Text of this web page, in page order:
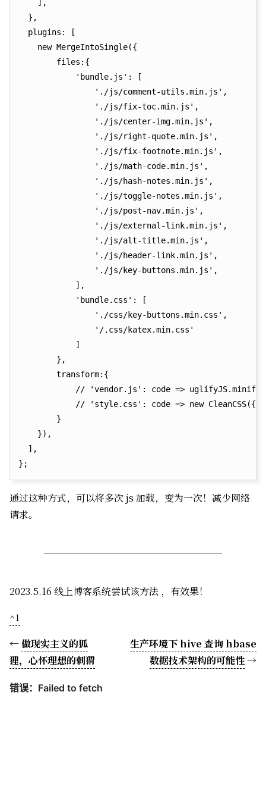
    ],
  },
  plugins: [
    new MergeIntoSingle({
        files:{
            'bundle.js': [
                './js/comment-utils.min.js',
                './js/fix-toc.min.js',
                './js/center-img.min.js',
                './js/right-quote.min.js',
                './js/fix-footnote.min.js',
                './js/math-code.min.js',
                './js/hash-notes.min.js',
                './js/toggle-notes.min.js',
                './js/post-nav.min.js',
                './js/external-link.min.js',
                './js/alt-title.min.js',
                './js/header-link.min.js',
                './js/key-buttons.min.js',
            ],
            'bundle.css': [
                './css/key-buttons.min.css',
                '/.css/katex.min.css'
            ]
        },
        transform:{
// 'vendor.js': code =>
// 'style.css': code => new
        }
    }),
  ],
通过这种方式，可以将多次 js 加载，变为一次！减少网络
请求。
2023.5.16 线上博客系统尝试该方法 ，有效果！
^1
←做现实主义的狐
狸，心怀理想的刺猬
生产环境下 hive 查询 hbase
数据技术架构的可能性→